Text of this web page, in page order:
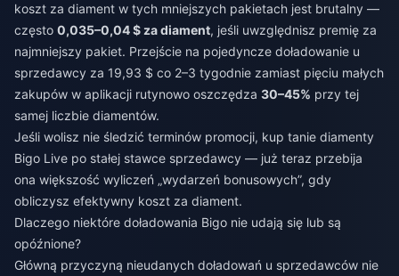
koszt za diament w tych mniejszych pakietach jest brutalny —
często 0,035–0,04 $ za diament, jeśli uwzględnisz premię za
najmniejszy pakiet. Przejście na pojedyncze doładowanie u
sprzedawcy za 19,93 $ co 2–3 tygodnie zamiast pięciu małych
zakupów w aplikacji rutynowo oszczędza 30–45% przy tej
samej liczbie diamentów.
Jeśli wolisz nie śledzić terminów promocji, kup tanie diamenty
Bigo Live po stałej stawce sprzedawcy — już teraz przebija
ona większość wyliczeń „wydarzeń bonusowych”, gdy
obliczysz efektywny koszt za diament.
Dlaczego niektóre doładowania Bigo nie udają się lub są
opóźnione?
Główną przyczyną nieudanych doładowań u sprzedawców nie